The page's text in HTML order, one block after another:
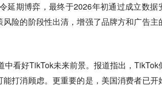
延期博弈，最终于2026年初通过成立数据
险的阶段性出清，增强了品牌方和广告主
看好TikTok未来前景。报道指出，TikTok
打消顾虑。更重要的是，美国消费者已开